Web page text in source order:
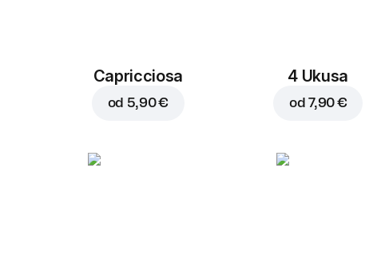
Capricciosa
od 5,90 €
4 Ukusa
od7,90 €